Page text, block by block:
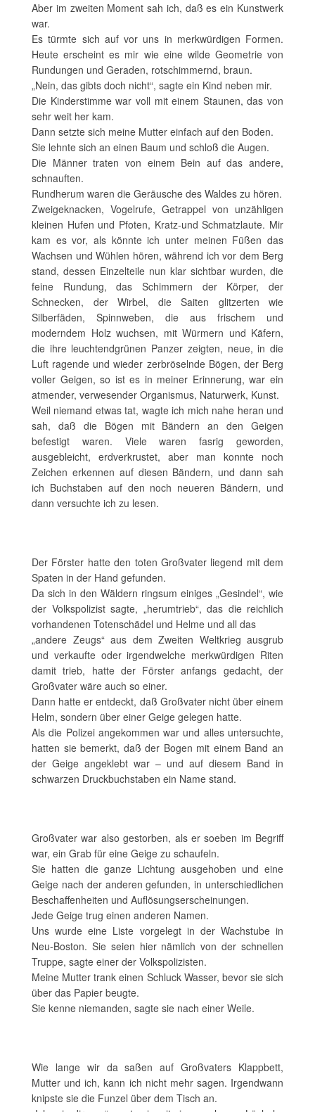
Aber im zweiten Moment sah ich, daß es ein Kunstwerk
war.
Es türmte sich auf vor uns in merkwürdigen Formen.
Heute erscheint es mir wie eine wilde Geometrie von
Rundungen und Geraden, rotschimmernd, braun.
„Nein, das gibts doch nicht“, sagte ein Kind neben mir.
Die Kinderstimme war voll mit einem Staunen, das von
sehr weit her kam.
Dann setzte sich meine Mutter einfach auf den Boden.
Sie lehnte sich an einen Baum und schloß die Augen.
Die Männer traten von einem Bein auf das andere,
schnauften.
Rundherum waren die Geräusche des Waldes zu hören.
Zweigeknacken, Vogelrufe, Getrappel von unzähligen
kleinen Hufen und Pfoten, Kratz-und Schmatzlaute. Mir
kam es vor, als könnte ich unter meinen Füßen das
Wachsen und Wühlen hören, während ich vor dem Berg
stand, dessen Einzelteile nun klar sichtbar wurden, die
feine Rundung, das Schimmern der Körper, der
Schnecken, der Wirbel, die Saiten glitzerten wie
Silberfäden, Spinnweben, die aus frischem und
moderndem Holz wuchsen, mit Würmern und Käfern,
die ihre leuchtendgrünen Panzer zeigten, neue, in die
Luft ragende und wieder zerbröselnde Bögen, der Berg
voller Geigen, so ist es in meiner Erinnerung, war ein
atmender, verwesender Organismus, Naturwerk, Kunst.
Weil niemand etwas tat, wagte ich mich nahe heran und
sah, daß die Bögen mit Bändern an den Geigen
befestigt waren. Viele waren fasrig geworden,
ausgebleicht, erdverkrustet, aber man konnte noch
Zeichen erkennen auf diesen Bändern, und dann sah
ich Buchstaben auf den noch neueren Bändern, und
dann versuchte ich zu lesen.
Der Förster hatte den toten Großvater liegend mit dem
Spaten in der Hand gefunden.
Da sich in den Wäldern ringsum einiges „Gesindel“, wie
der Volkspolizist sagte, „herumtrieb“, das die reichlich
vorhandenen Totenschädel und Helme und all das
„andere Zeugs“ aus dem Zweiten Weltkrieg ausgrub
und verkaufte oder irgendwelche merkwürdigen Riten
damit trieb, hatte der Förster anfangs gedacht, der
Großvater wäre auch so einer.
Dann hatte er entdeckt, daß Großvater nicht über einem
Helm, sondern über einer Geige gelegen hatte.
Als die Polizei angekommen war und alles untersuchte,
hatten sie bemerkt, daß der Bogen mit einem Band an
der Geige angeklebt war – und auf diesem Band in
schwarzen Druckbuchstaben ein Name stand.
Großvater war also gestorben, als er soeben im Begriff
war, ein Grab für eine Geige zu schaufeln.
Sie hatten die ganze Lichtung ausgehoben und eine
Geige nach der anderen gefunden, in unterschiedlichen
Beschaffenheiten und Auflösungserscheinungen.
Jede Geige trug einen anderen Namen.
Uns wurde eine Liste vorgelegt in der Wachstube in
Neu-Boston. Sie seien hier nämlich von der schnellen
Truppe, sagte einer der Volkspolizisten.
Meine Mutter trank einen Schluck Wasser, bevor sie sich
über das Papier beugte.
Sie kenne niemanden, sagte sie nach einer Weile.
Wie lange wir da saßen auf Großvaters Klappbett,
Mutter und ich, kann ich nicht mehr sagen. Irgendwann
knipste sie die Funzel über dem Tisch an.